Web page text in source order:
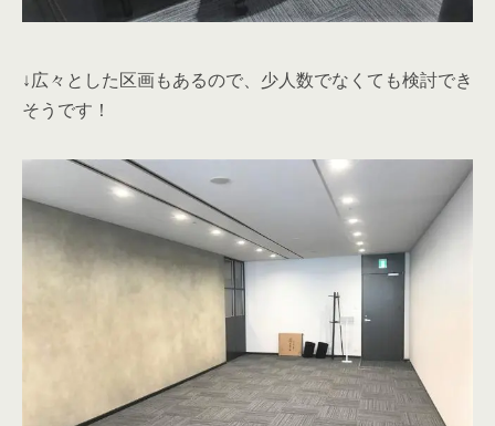
↓広々とした区画もあるので、少人数でなくても検討でき
そうです！